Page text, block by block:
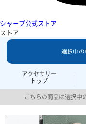
シャープ公式ストア
ストア
アクセサリー
トップ
選択中の
こちらの商品は選択中